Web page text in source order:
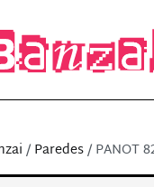
Studio
de plató en
/Paredes/ PANOT